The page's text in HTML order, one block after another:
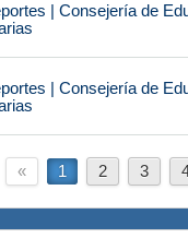
| Consejería de
| Consejería de
« 1 2 3